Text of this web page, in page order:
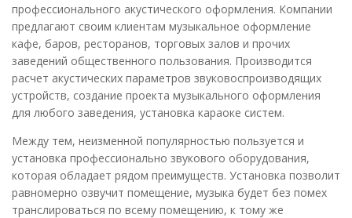
профессионального акустического оформления. Компании
предлагают своим клиентам музыкальное оформление
кафе, баров, ресторанов, торговых залов и прочих
заведений общественного пользования. Производится
расчет акустических параметров звуковоспроизводящих
устройств, создание проекта музыкального оформления
для любого заведения, установка караоке систем.
Между тем, неизменной популярностью пользуется и
установка профессионально звукового оборудования,
которая обладает рядом преимуществ. Установка позволит
равномерно озвучит помещение, музыка будет без помех
транслироваться по всему помещению, к тому же